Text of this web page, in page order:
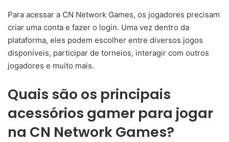
Para acessar a CN Network Games, os jogadores precisam
criar uma conta e fazer o login. Uma vez dentro da
plataforma, eles podem escolher entre diversos jogos
disponíveis, participar de torneios, interagir com outros
jogadores e muito mais.
Quais são os principais
acessórios gamer para jogar
na CN Network Games?